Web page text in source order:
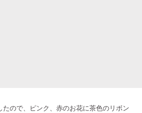
ので、ピンク、赤のお花に茶色のリボン